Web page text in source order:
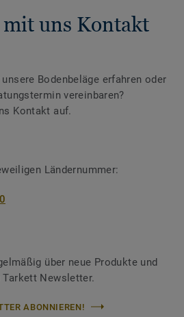
uns Kontakt
Bodenbeläge erfahren oder
vereinbaren?
Kontakt auf.
Ländernummer:
über neue Produkte und
Newsletter.
ABONNIEREN!